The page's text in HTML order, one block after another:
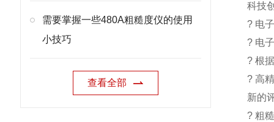
需要掌握一些480A粗糙度仪的使用
小技巧
查看全部
科技
? 电
? 电
? 根
? 高
新的
? 粗